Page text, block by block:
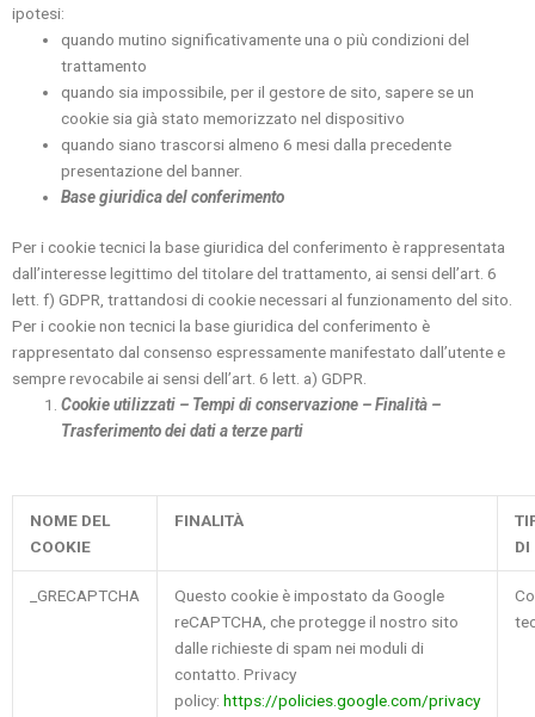
ipotesi:
quando mutino significativamente una o più condizioni del
trattamento
quando sia impossibile, per il gestore de sito, sapere se un
cookie sia già stato memorizzato nel dispositivo
quando siano trascorsi almeno 6 mesi dalla precedente
presentazione del banner.
Base giuridica del conferimento
Per i cookie tecnici la base giuridica del conferimento è rappresentata
dall’interesse legittimo del titolare del trattamento, ai sensi dell’art. 6
lett. f) GDPR, trattandosi di cookie necessari al funzionamento del sito.
Per i cookie non tecnici la base giuridica del conferimento è
rappresentato dal consenso espressamente manifestato dall’utente e
sempre revocabile ai sensi dell’art. 6 lett. a) GDPR.
Cookie utilizzati – Tempi di conservazione – Finalità –
Trasferimento dei dati a terze parti
NOME DEL
COOKIE
FINALITÀ
DI
_GRECAPTCHA
Questo cookie è impostato da Google
reCAPTCHA, che protegge il nostro sito
dalle richieste di spam nei moduli di
contatto. Privacy
policy: https://policies.google.com/privacy